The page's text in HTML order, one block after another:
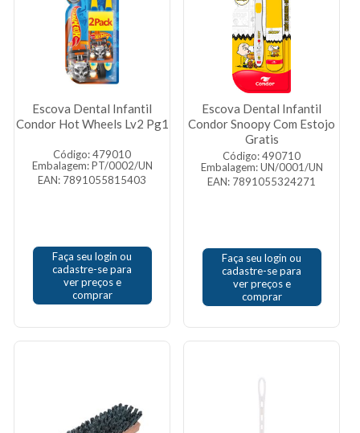
Escova Dental Infantil
Condor Hot Wheels Lv2 Pg1
Código: 479010
Embalagem: PT/0002/UN
EAN: 7891055815403
Faça seu login ou
cadastre-se para
ver preços e
comprar
Escova Dental Infantil
Condor Snoopy Com Estojo
Gratis
Código: 490710
Embalagem: UN/0001/UN
EAN: 7891055324271
Faça seu login ou
cadastre-se para
ver preços e
comprar